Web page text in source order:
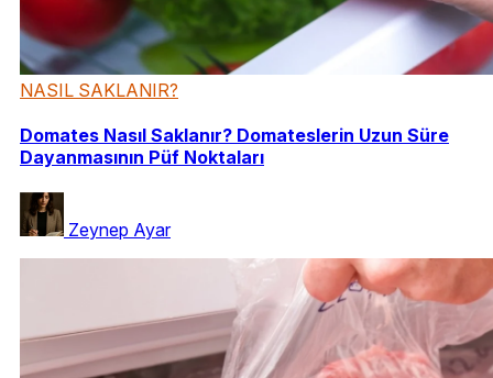
NASIL SAKLANIR?
Domates Nasıl Saklanır? Domateslerin Uzun Süre
Dayanmasının Püf Noktaları
Zeynep Ayar